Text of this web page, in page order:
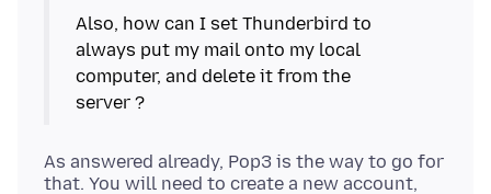
Also, how can I set Thunderbird to
always put my mail onto my local
computer, and delete it from the
As answered already, Pop3 is the way to go for
that. You will need to create a new account,